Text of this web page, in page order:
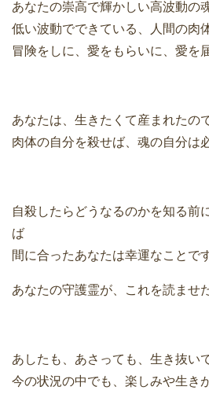
あなたの崇高で輝かしい高波動の
低い波動でできている、人間の肉
冒険をしに、愛をもらいに、愛を
あなたは、生きたくて産まれたの
肉体の自分を殺せば、魂の自分は
自殺したらどうなるのかを知る前
ば
間に合ったあなたは幸運なことです
あなたの守護霊が、これを読ませ
あしたも、あさっても、生き抜い
今の状況の中でも、楽しみや生き